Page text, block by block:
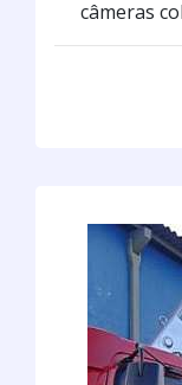
câmeras